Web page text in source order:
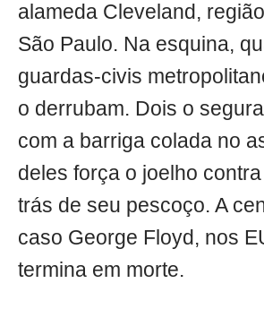
alameda Cleveland,
São Paulo. Na esquina,
guardas-civis
o derrubam. Dois o
com a barriga colada no
deles força o joelho
trás de seu pescoço. A
caso George Floyd, nos
termina em morte.